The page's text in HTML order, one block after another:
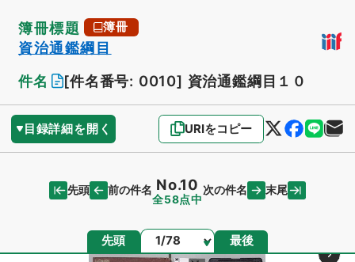
簿冊標題 簿冊
資治通鑑綱目
件名
[件名番号: 0010] 資治通鑑綱目１０
目録詳細を開く URIをコピー
先頭 前の件名 No.10
全58点中
次の件名 末尾
先頭 ページ 最後